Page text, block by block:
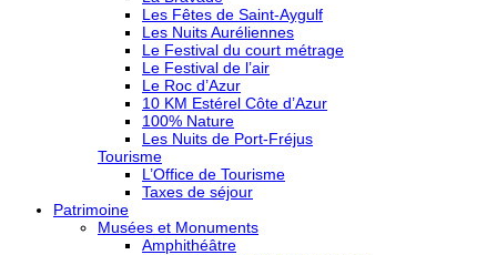
Les Fêtes de Saint-Aygulf
Les Nuits Auréliennes
Le Festival du court métrage
Le Festival de l’air
Le Roc d’Azur
10 KM Estérel Côte d’Azur
100% Nature
Les Nuits de Port-Fréjus
Tourisme
L’Office de Tourisme
Taxes de séjour
Patrimoine
Musées et Monuments
Amphithéâtre